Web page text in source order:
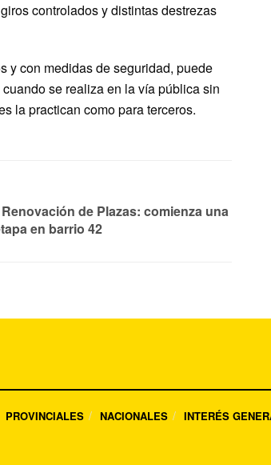
controlados y distintas destrezas
y con medidas de seguridad, puede
se realiza en la vía pública sin
la practican como para terceros.
de Plazas: comienza una
en barrio 42
PROVINCIALES NACIONALES
INTERÉS